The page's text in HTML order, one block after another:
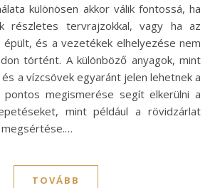
különösen akkor válik fontossá, ha
részletes tervrajzokkal, vagy ha az
épült, és a vezetékek elhelyezése nem
történt. A különböző anyagok, mint
a vízcsövek egyaránt jelen lehetnek a
pontos megismerése segít elkerülni a
mint például a rövidzárlat
TOVÁBB